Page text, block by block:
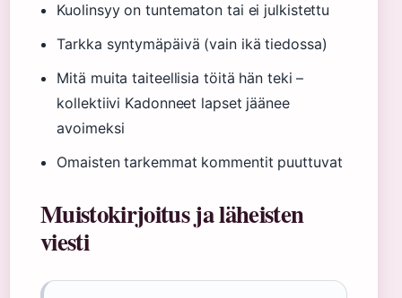
Kuolinsyy on tuntematon tai ei julkistettu
Tarkka syntymäpäivä (vain ikä tiedossa)
Mitä muita taiteellisia töitä hän teki –
kollektiivi Kadonneet lapset jäänee
avoimeksi
Omaisten tarkemmat kommentit puuttuvat
Muistokirjoitus ja läheisten
viesti